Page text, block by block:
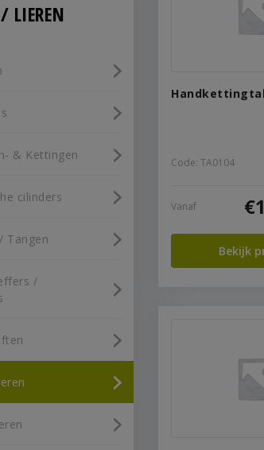
LIEREN
& Kettingen
cilinders
Tangen
/
Code: TA0104
Vanaf €
Bekijk